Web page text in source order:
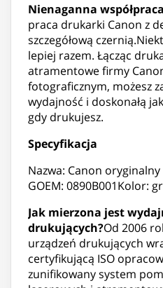
Nienaganna współpraca
praca drukarki Canon z
szczegółową
lepiej razem. Łącząc
atramentowe firmy
fotograficznym, możesz
wydajność i doskonałą
gdy drukujesz.
Specyfikacja
Nazwa: Canon oryginalny
GOEM: 0890B001Kolor:
Jak mierzona jest
drukujących?Od 2006
urządzeń drukujących
certyfikującą ISO
zunifikowany system